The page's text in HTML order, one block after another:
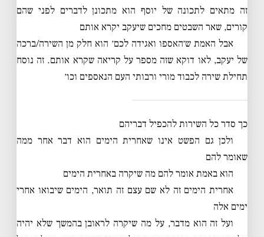
זה מתאים לתכונה של יוסף הוא מתכונן לדברים לפני שהם
קורים, שאר השבטים מחכים שיעקב יקרא אותם
אבל האמת ש׳האספו ואגידה לכם׳ הוא חלק מן השירה/ברכה
של יעקב, לאו דוקא שזה מספר על קריאה שקרא אותם. זה נוסח
תחילת שירה לכבוד מורי ורבותי העם הנאספים וכו׳
כך סדר כל השירות להכפיל דבריהם
ולכן גם הפשט אינו שאחרית הימים הוא דבר אחר ממה
שאומר להם
הוא באמת אומר להם מה שיקרה באחרית הימים
אחרית הימים זה לא שם עצם זה תואר, הימים שיבואו אחרי
ימים אלה
ועל זה הוא מדבר, על מה שיקרה לראובן בהמשך שלא יהיה